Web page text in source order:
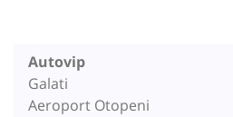
Autovip
Galati
Aeroport Otopeni